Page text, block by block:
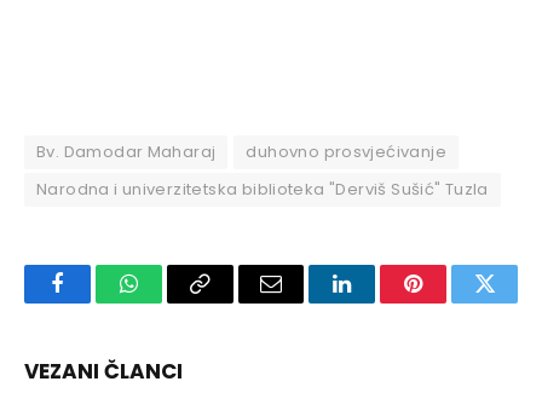
Bv. Damodar Maharaj
duhovno prosvjećivanje
Narodna i univerzitetska biblioteka "Derviš Sušić" Tuzla
FacebookWhatsAppCopy
Email LinkedInPinterest
VEZANI ČLANCI